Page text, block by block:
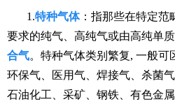
1.特种气体：指那些在特定范
要求的纯气、高纯气或由高纯单
合气。特种气体类别繁复, 一般可
环保气、医用气、焊接气、杀菌
石油化工、采矿、钢铁、有色金